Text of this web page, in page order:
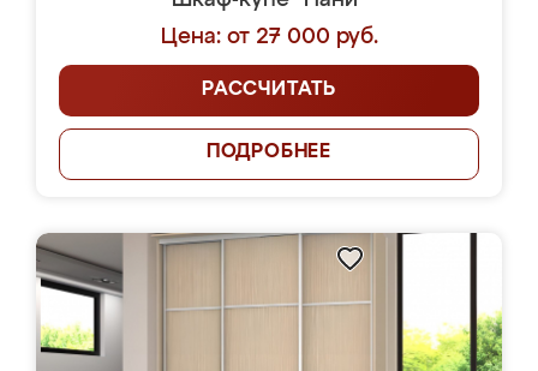
Цена: от 27 000 руб.
РАССЧИТАТЬ
ПОДРОБНЕЕ